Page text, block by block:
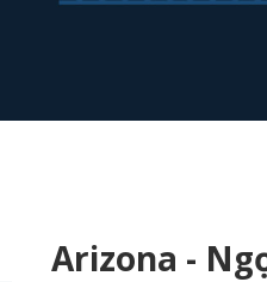
Arizona -